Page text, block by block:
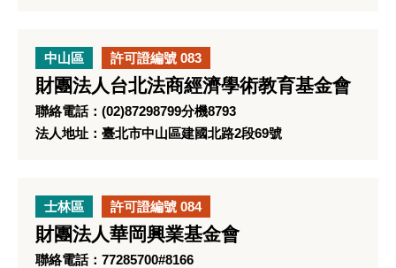
中山區 許可證編號 083
財團法人台北法商經濟學術教育基金會
聯絡電話：(02)87298799分機8793
法人地址：臺北市中山區建國北路2段69號
士林區 許可證編號 084
財團法人華岡興業基金會
聯絡電話：77285700#8166